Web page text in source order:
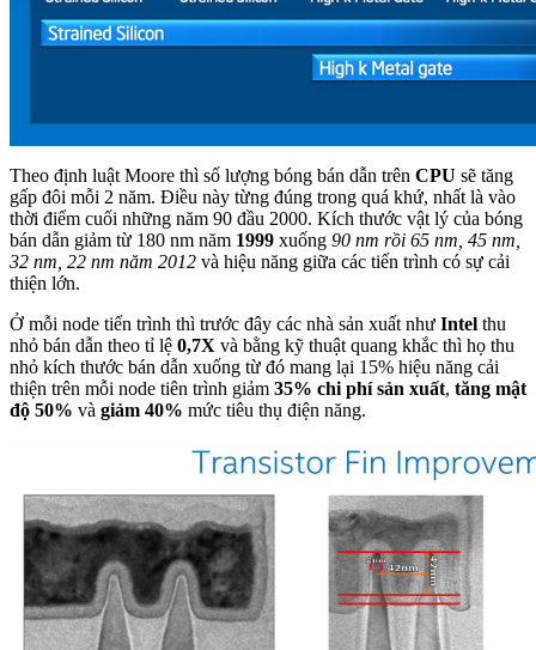
Theo định luật Moore thì số lượng bóng bán dẫn trên CPU sẽ tăng
gấp đôi mỗi 2 năm. Điều này từng đúng trong quá khứ, nhất là vào
thời điểm cuối những năm 90 đầu 2000. Kích thước vật lý của bóng
bán dẫn giảm từ 180 nm năm 1999 xuống 90 nm rồi 65 nm, 45 nm,
32 nm, 22 nm năm 2012 và hiệu năng giữa các tiến trình có sự cải
thiện lớn.
Ở mỗi node tiến trình thì trước đây các nhà sản xuất như Intel thu
nhỏ bán dẫn theo tỉ lệ 0,7X và bằng kỹ thuật quang khắc thì họ thu
nhỏ kích thước bán dẫn xuống từ đó mang lại 15% hiệu năng cải
thiện trên mỗi node tiên trình giảm 35% chi phí sản xuất, tăng mật
độ 50% và giảm 40% mức tiêu thụ điện năng.